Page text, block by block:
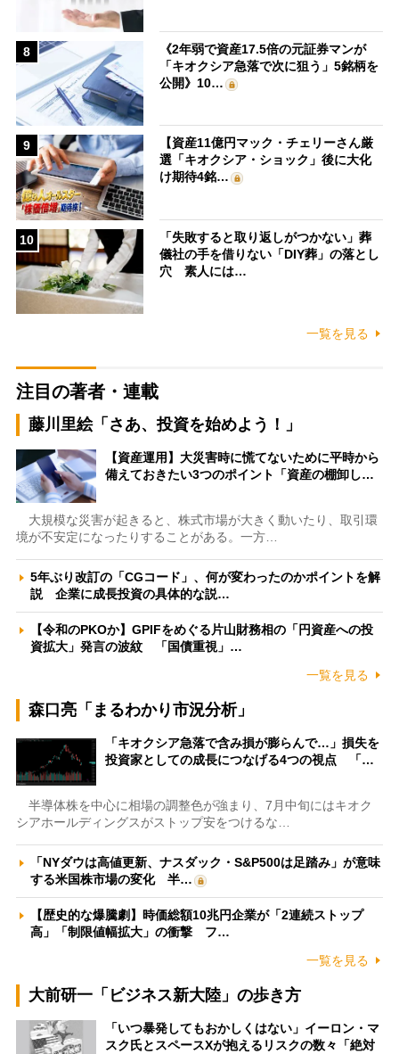
8
《2年弱で資産17.5倍の元証券マンが
「キオクシア急落で次に狙う」5銘柄を
公開》10…
9
【資産11億円マック・チェリーさん厳
選「キオクシア・ショック」後に大化
け期待4銘…
10
「失敗すると取り返しがつかない」葬
儀社の手を借りない「DIY葬」の落とし
穴 素人には…
一覧を見る
注目の著者・連載
藤川里絵「さあ、投資を始めよう！」
【資産運用】大災害時に慌てないために平時から
備えておきたい3つのポイント「資産の棚卸し…
大規模な災害が起きると、株式市場が大きく動いたり、取引環
境が不安定になったりすることがある。一方…
5年ぶり改訂の「CGコード」、何が変わったのかポイントを解
説 企業に成長投資の具体的な説…
【令和のPKOか】GPIFをめぐる片山財務相の「円資産への投
資拡大」発言の波紋 「国債重視」…
一覧を見る
森口亮「まるわかり市況分析」
「キオクシア急落で含み損が膨らんで…」損失を
投資家としての成長につなげる4つの視点 「…
半導体株を中心に相場の調整色が強まり、7月中旬にはキオク
シアホールディングスがストップ安をつけるな…
「NYダウは高値更新、ナスダック・S&P500は足踏み」が意味
する米国株市場の変化 半…
【歴史的な爆騰劇】時価総額10兆円企業が「2連続ストップ
高」「制限値幅拡大」の衝撃 フ…
一覧を見る
大前研一「ビジネス新大陸」の歩き方
「いつ暴発してもおかしくはない」イーロン・マ
スク氏とスペースXが抱えるリスクの数々「絶対